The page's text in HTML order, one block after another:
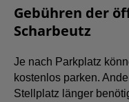
Gebühren der
Scharbeutz
Je nach Parkplatz
kostenlos parken.
Stellplatz länger